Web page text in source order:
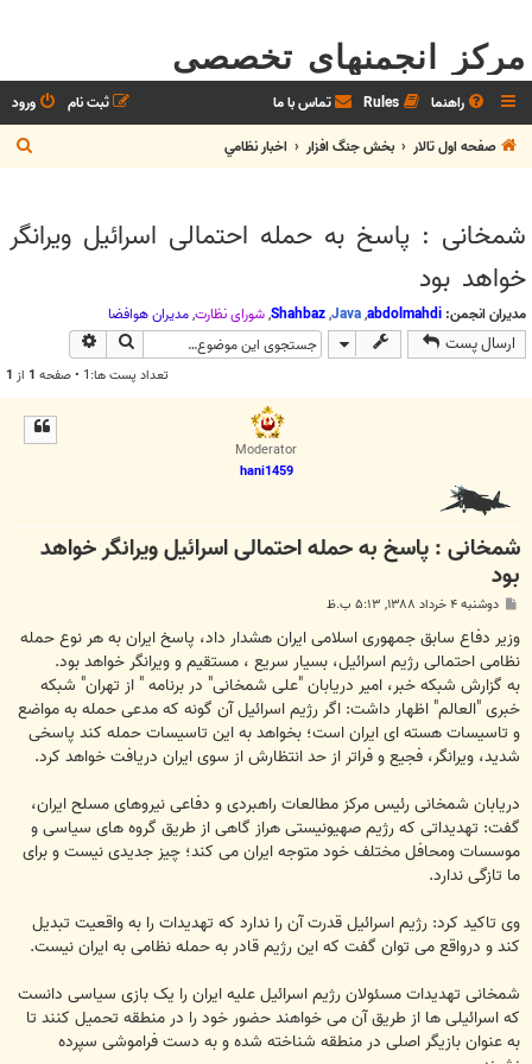
مرکز انجمنهای تخصصی
راهنما Rules تماس با ما ورود
ثبت نام
صفحه اول تالار
بخش جنگ افزار اخبار نظامي
س
شمخانی : پاسخ به حمله احتمالی اسرائیل ویرانگر
خواهد بود
مدیران انجمن: abdolmahdi
,
Java
,
Shahbaz
,شوراي نظارت,مديران هوافضا
ارسال پست جستجو
تعداد پست ها:1 • صفحه 1 از 1
Moderator
hani1459
شمخانی : پاسخ به حمله احتمالی اسرائیل ویرانگر خواهد
بود
ت
دوشنبه ۴ خرداد ۱۳۸۸, ۵:۱۳ ب.ظ
وزیر دفاع سابق جمهوری اسلامی ایران هشدار داد، پاسخ ایران به هر نوع حمله
نظامی احتمالی رژیم اسرائیل، بسیار سریع ، مستقیم و ویرانگر خواهد بود.
به گزارش شبكه خبر، امیر دریابان "علی شمخانی" در برنامه " از تهران" شبکه
خبری "العالم" اظهار داشت: اگر رژیم اسرائیل آن گونه که مدعی حمله به مواضع
و تاسیسات هسته ای ایران است؛ بخواهد به این تاسیسات حمله کند پاسخی
شدید، ویرانگر، فجیع و فراتر از حد انتظارش از سوی ایران دریافت خواهد کرد.
دریابان شمخانی رئیس مرکز مطالعات راهبردی و دفاعی نیروهای مسلح ایران،
گفت: تهدیداتی که رژیم صهیونیستی هراز گاهی از طریق گروه های سیاسی و
موسسات ومحافل مختلف خود متوجه ایران می کند؛ چیز جدیدی نیست و برای
ما تازگی ندارد.
وی تاکید کرد: رژیم اسرائیل قدرت آن را ندارد که تهدیدات را به واقعیت تبدیل
کند و درواقع می توان گفت که این رژیم قادر به حمله نظامی به ایران نیست.
شمخانی تهدیدات مسئولان رژیم اسرائیل علیه ایران را یک بازی سیاسی دانست
که اسرائیلی ها از طریق آن می خواهند حضور خود را در منطقه تحمیل کنند تا
به عنوان بازیگر اصلی در منطقه شناخته شده و به دست فراموشی سپرده